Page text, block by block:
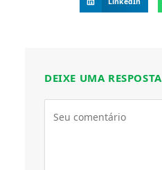
DEIXE UMA RESPOSTA